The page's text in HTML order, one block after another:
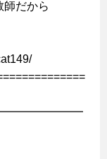
師だから